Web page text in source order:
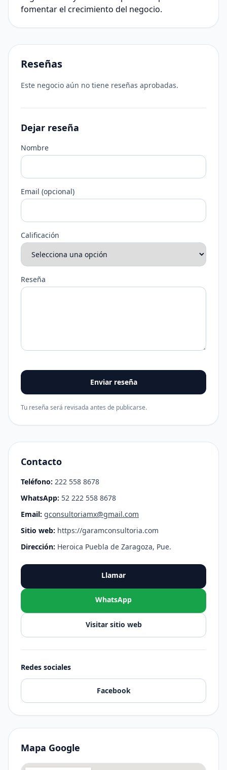
fomentar el crecimiento del negocio.
Reseñas
Este negocio aún no tiene reseñas aprobadas.
Dejar reseña
Nombre
Email (opcional)
Calificación
Reseña
Enviar reseña
Tu reseña será revisada antes de publicarse.
Contacto
Teléfono: 222 558 8678
WhatsApp: 52 222 558 8678
Email: gconsultoriamx@gmail.com
Sitio web: https://garamconsultoria.com
Dirección: Heroica Puebla de Zaragoza, Pue.
Llamar
WhatsApp
Visitar sitio web
Redes sociales
Facebook
Mapa Google